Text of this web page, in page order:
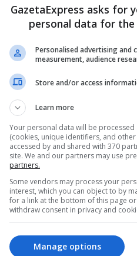
Abazi: Kurti
GazetaExpress asks for
personal data for
Personalised advertising
measurement, audience
Store and/or access
Learn more
Your personal data will be
(cookies, unique identifiers, and
accessed by and shared with 370
site. We and our partners may use
partners.
Some vendors may process your
interest, which you can object to by
for a link at the bottom of this page
withdraw consent in privacy and
Manage options